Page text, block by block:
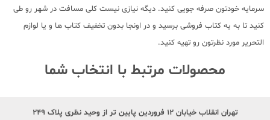
سرمایه خودتون صرفه جویی کنید. دیگه نیازی نیست کلی مسافت در شهر رو طی
کنید تا به یه کتاب فروشی برسید و در اونجا بدون تخفیف کتاب ها و یا لوازم
التحریر مورد نظرتون رو تهیه کنید.
محصولات مرتبط با انتخاب شما
تهران انقلاب خیابان ۱۲ فروردین پایین تر از وحید نظری پلاک ۲۴۹